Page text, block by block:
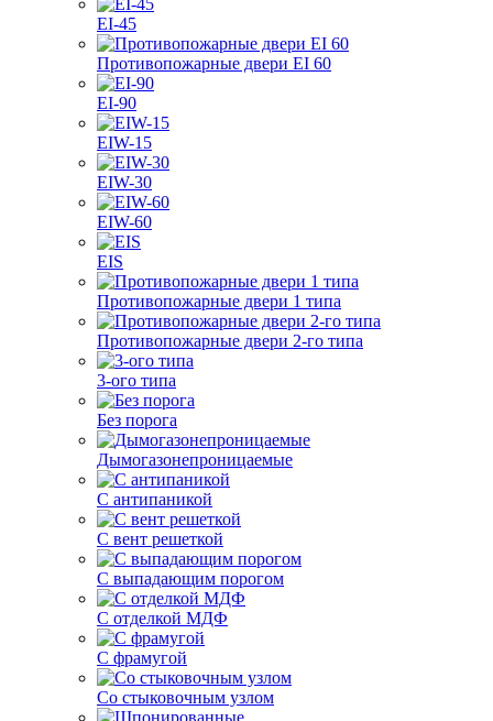
EI-45
Противопожарные двери EI 60
EI-90
EIW-15
EIW-30
EIW-60
EIS
Противопожарные двери 1 типа
Противопожарные двери 2-го типа
3-ого типа
Без порога
Дымогазонепроницаемые
С антипаникой
С вент решеткой
С выпадающим порогом
С отделкой МДФ
С фрамугой
Со стыковочным узлом